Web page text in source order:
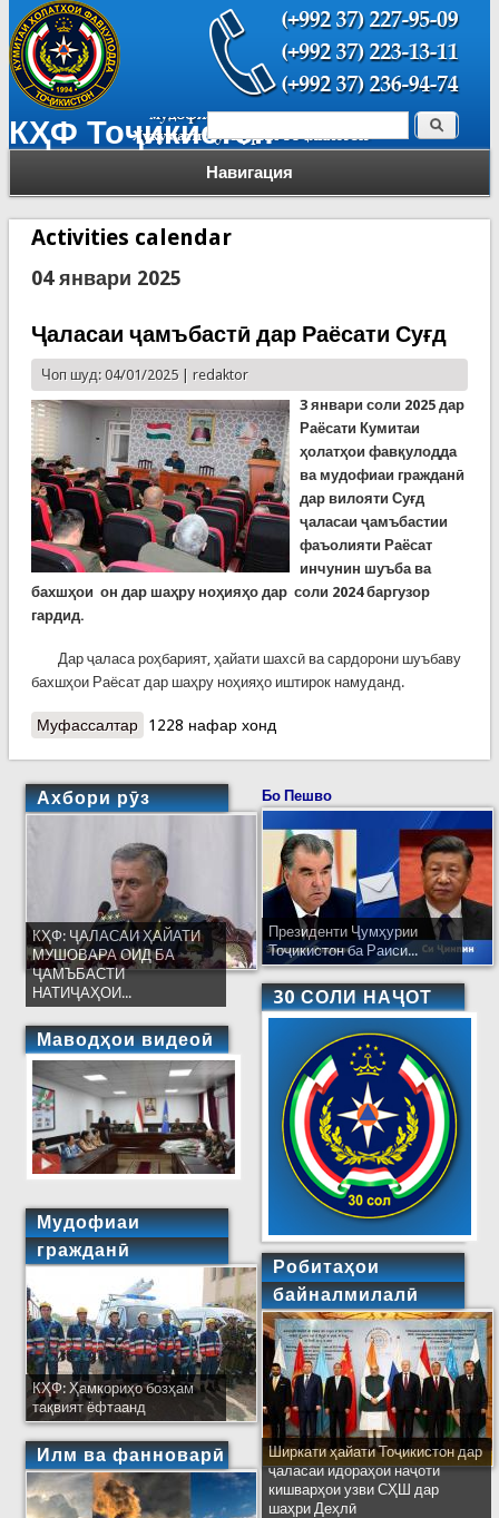
КҲФ Тоҷикистон
Навигация
Форма поиска Поиск
Activities calendar
04 январи 2025
Ҷаласаи ҷамъбастӣ дар Раёсати Суғд
Чоп шуд: 04/01/2025 | redaktor
3 январи соли 2025 дар
Раёсати Кумитаи
ҳолатҳои фавқулодда
ва мудофиаи гражданӣ
дар вилояти Суғд
ҷаласаи ҷамъбастии
фаъолияти Раёсат
инчунин шуъба ва
бахшҳои он дар шаҳру ноҳияҳо дар соли 2024 баргузор
гардид.
Дар ҷаласа роҳбарият, ҳайати шахсӣ ва сардорони шуъбаву
бахшҳои Раёсат дар шаҳру ноҳияҳо иштирок намуданд.
Муфассалтаро Ҷаласаи ҷамъбастӣ дар Раёсати Суғд
1228 нафар хонд
Ахбори рӯз
КҲФ: ҶАЛАСАИ ҲАЙАТИ
МУШОВАРА ОИД БА
ҶАМЪБАСТИ
НАТИҶАҲОИ...
Маводҳои видеоӣ
Мудофиаи
гражданӣ
КҲФ: Ҳамкориҳо бозҳам
тақвият ёфтаанд
Илм ва фанноварӣ
Бо Пешво
Президенти Ҷумҳурии
Тоҷикистон ба Раиси...
30 СОЛИ НАҶОТ
Робитаҳои
байналмилалӣ
Ширкати ҳайати Тоҷикистон дар
ҷаласаи идораҳои наҷоти
кишварҳои узви СҲШ дар
шаҳри Деҳлӣ